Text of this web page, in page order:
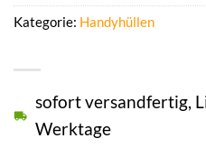
sofort versandfertig,
Werktage
Kategorie: Handyhüllen